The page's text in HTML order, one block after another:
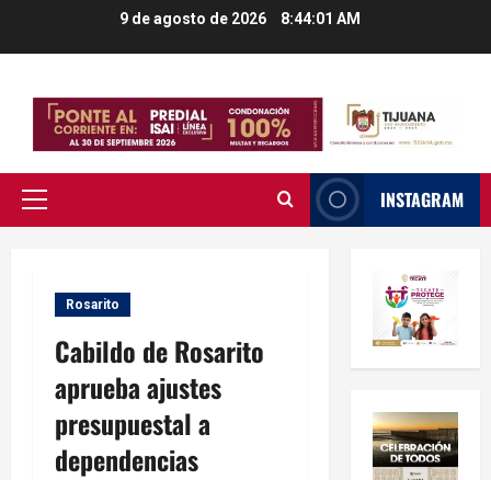
9 de agosto de 2026 8:44:02 AM
Menú
INSTAGRAM
Rosarito
Cabildo de Rosarito
aprueba ajustes
presupuestal a
dependencias